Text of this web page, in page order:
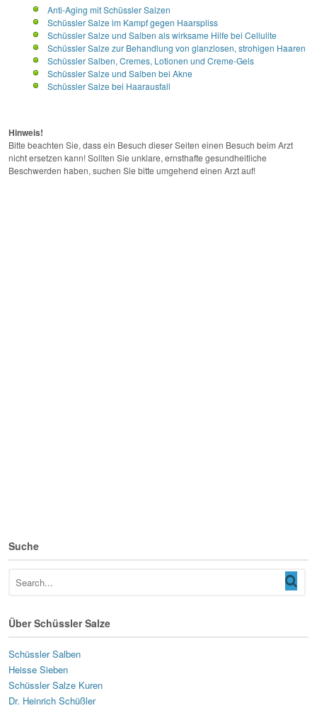
Anti-Aging mit Schüssler Salzen
Schüssler Salze im Kampf gegen Haarspliss
Schüssler Salze und Salben als wirksame Hilfe bei Cellulite
Schüssler Salze zur Behandlung von glanzlosen, strohigen Haaren
Schüssler Salben, Cremes, Lotionen und Creme-Gels
Schüssler Salze und Salben bei Akne
Schüssler Salze bei Haarausfall
Hinweis!
Bitte beachten Sie, dass ein Besuch dieser Seiten einen Besuch beim Arzt
nicht ersetzen kann! Sollten Sie unklare, ernsthafte gesundheitliche
Beschwerden haben, suchen Sie bitte umgehend einen Arzt auf!
Suche
Über Schüssler Salze
Schüssler Salben
Heisse Sieben
Schüssler Salze Kuren
Dr. Heinrich Schüßler